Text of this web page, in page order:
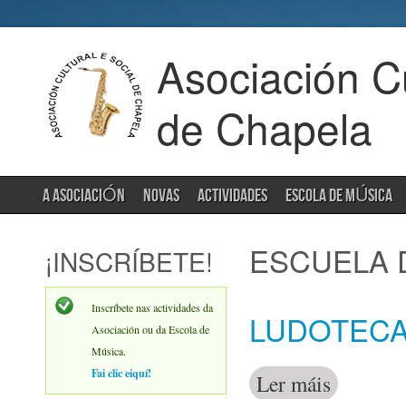
Asociación
de Chapela
A ASOCIACIÓN NOVAS ACTIVIDADES ESCOLA DE MÚSICA
¡INSCRÍBETE!
Inscríbete nas actividades da
Asociación ou da Escola de
Música.
Fai clic eiquí!
ESCUELA
Ler máis acerca de